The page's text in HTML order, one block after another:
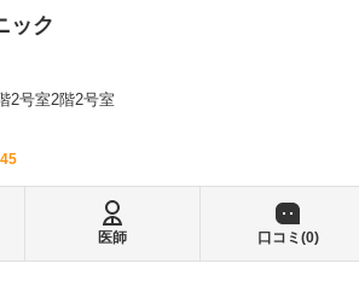
ック
2号室2階2号室
医師 口コミ(0)